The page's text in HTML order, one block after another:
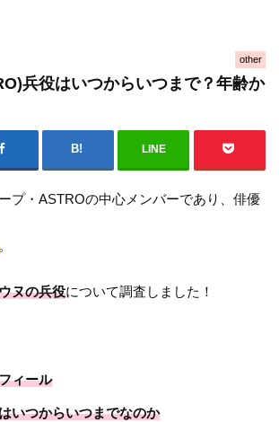
other
兵役はいつからいつまで？年齢か
LINE
プ・ASTROの中心メンバーであり、俳優
。
ヌの兵役について調査しました！
ィール
いつからいつまでなのか